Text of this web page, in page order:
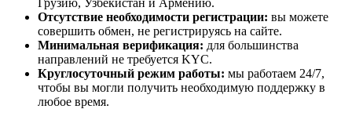
Отсутствие необходимости регистрации: вы можете
совершить обмен, не регистрируясь на сайте.
Минимальная верификация: для большинства
направлений не требуется KYC.
Круглосуточный режим работы: мы работаем 24/7,
чтобы вы могли получить необходимую поддержку в
любое время.